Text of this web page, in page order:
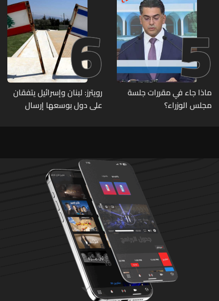
5
ماذا جاء في مقررات جلسة
مجلس الوزراء؟
6
رويترز: لبنان وإسرائيل يتفقان
على دول بوسعها إرسال